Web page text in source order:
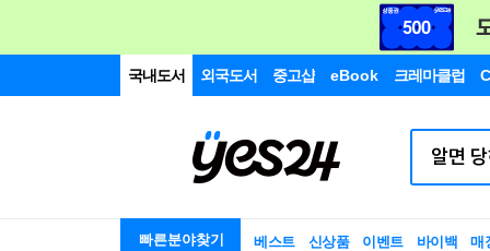
국내도서 외국도서 중고샵 eBook 크레마클럽
빠른분야찾기 베스트 신상품 이벤트 바이백 매